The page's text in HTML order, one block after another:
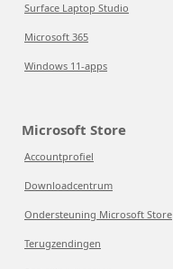
Surface Laptop Studio
Microsoft 365
Windows 11-apps
Microsoft Store
Accountprofiel
Downloadcentrum
Ondersteuning Microsoft Store
Terugzendingen